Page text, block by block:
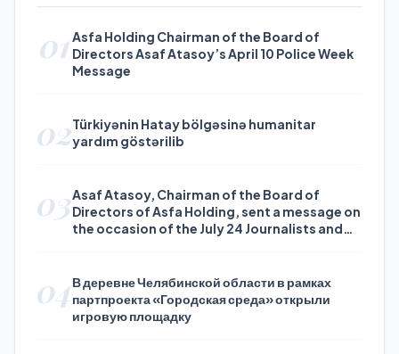
01Asfa Holding Chairman of the Board of
Directors Asaf Atasoy’s April 10 Police Week
Message
02Türkiyənin Hatay bölgəsinə humanitar
yardım göstərilib
03Asaf Atasoy, Chairman of the Board of
Directors of Asfa Holding, sent a message on
the occasion of the July 24 Journalists and
04В деревне Челябинской области в рамках
партпроекта «Городская среда» открыли
игровую площадку